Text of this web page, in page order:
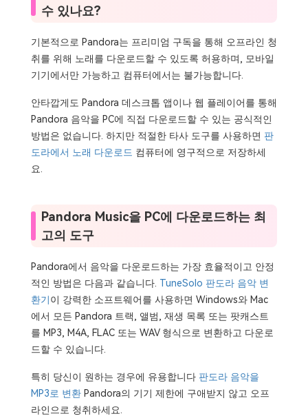
수 있나요?
기본적으로 Pandora는 프리미엄 구독을 통해 오프라인 청
취를 위해 노래를 다운로드할 수 있도록 허용하며, 모바일
기기에서만 가능하고 컴퓨터에서는 불가능합니다.
안타깝게도 Pandora 데스크톱 앱이나 웹 플레이어를 통해
Pandora 음악을 PC에 직접 다운로드할 수 있는 공식적인
방법은 없습니다. 하지만 적절한 타사 도구를 사용하면 판
도라에서 노래 다운로드 컴퓨터에 영구적으로 저장하세
요.
Pandora Music을 PC에 다운로드하는 최
고의 도구
Pandora에서 음악을 다운로드하는 가장 효율적이고 안정
적인 방법은 다음과 같습니다. TuneSolo 판도라 음악 변
환기이 강력한 소프트웨어를 사용하면 Windows와 Mac
에서 모든 Pandora 트랙, 앨범, 재생 목록 또는 팟캐스트
를 MP3, M4A, FLAC 또는 WAV 형식으로 변환하고 다운로
드할 수 있습니다.
특히 당신이 원하는 경우에 유용합니다 판도라 음악을
MP3로 변환Pandora의 기기 제한에 구애받지 않고 오프
라인으로 청취하세요.